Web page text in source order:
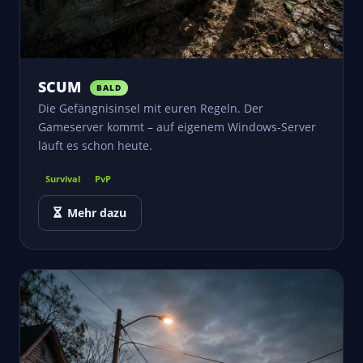
SCUM BALD
Die Gefängnisinsel mit euren Regeln. Der
Gameserver kommt – auf eigenem Windows-Server
läuft es schon heute.
Survival PvP
Mehr dazu